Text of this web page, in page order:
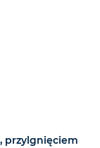
przylgnięciem